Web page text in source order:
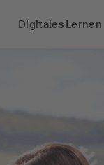
Digitales Lernen